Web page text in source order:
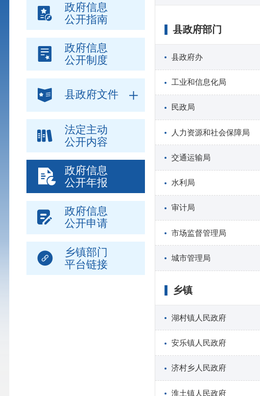
政府信息
公开指南
政府信息
公开制度
县政府文件
法定主动
公开内容
政府信息
公开年报
政府信息
公开申请
乡镇部门
平台链接
县政府部门
县政府办
工业和信息化局
民政局
人力资源和社会保障局
交通运输局
水利局
审计局
市场监督管理局
城市管理局
乡镇
湖村镇人民政府
安乐镇人民政府
济村乡人民政府
淮土镇人民政府